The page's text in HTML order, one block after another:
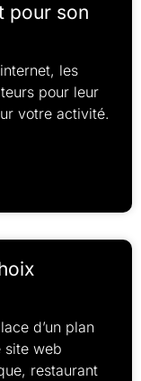
pour son
les
pour leur
votre activité.
d’un plan
site web
restaurant